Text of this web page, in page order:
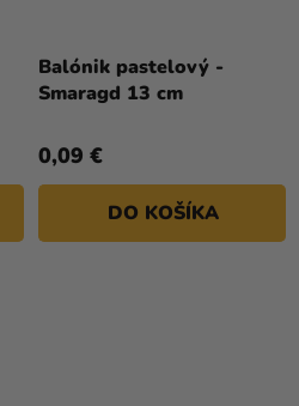
Balónik pastelový -
Smaragd 13 cm
0,09 €
DO KOŠÍKA